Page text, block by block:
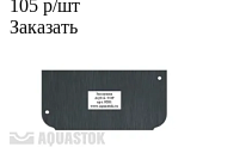
105 р/шт
Заказать